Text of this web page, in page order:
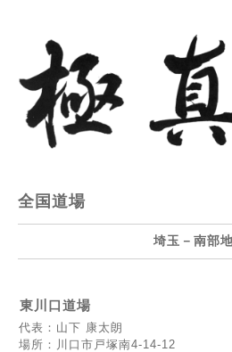
全国道場
埼玉－南部
東川口道場
代表：山下 康太朗
場所：川口市戸塚南4‐14‐12